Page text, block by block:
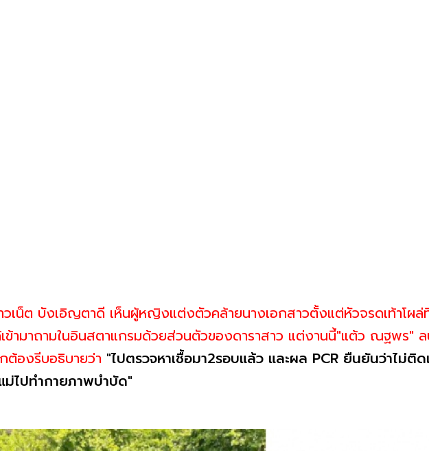
วเน็ต บังเอิญตาดี เห็นผู้หญิงแต่งตัวคล้ายนางเอกสาวตั้งแต่หัวจรดเท้าโผ
เข้ามาถามในอินสตาแกรมด้วยส่วนตัวของดาราสาว แต่งานนี้"แต้ว ณฐพร"
ต้องรีบอธิบายว่า "ไปตรวจหาเชื้อมา2รอบแล้ว และผล PCR ยืนยันว่าไม่ติ
ไปทำกายภาพบำบัด"